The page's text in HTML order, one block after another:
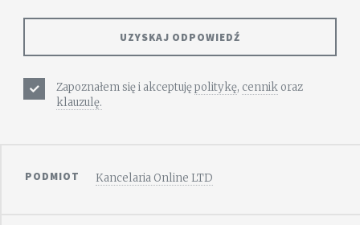
Zapoznałem się i akceptujępolitykę, cennik oraz
klauzulę.
PODMIOT Kancelaria Online LTD